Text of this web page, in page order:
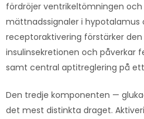
fördröjer ventrikeltömningen
mättnadssignaler i hypotalamus
receptoraktivering förstärker
insulinsekretionen och påverkar
samt central aptitreglering på
Den tredje komponenten —
det mest distinkta draget.